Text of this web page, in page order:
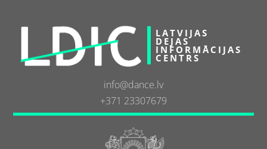
LATVIJAS
DEJAS
INFORMĀCIJAS
CENTRS
info@dance.lv
+371 23307679